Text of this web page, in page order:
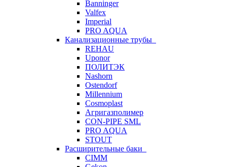
Banninger
Valfex
Imperial
PRO AQUA
Канализационные трубы
REHAU
Uponor
ПОЛИТЭК
Nashorn
Ostendorf
Millennium
Cosmoplast
Агригазполимер
CON-PIPE SML
PRO AQUA
STOUT
Расширительные баки
CIMM